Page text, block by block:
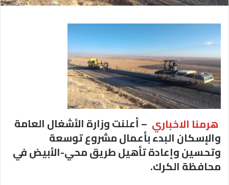
هرمنا الاخباري – أعلنت وزارة الأشغال العامة
والإسكان البدء بأعمال مشروع توسعة
وتحسین وإعادة تأهیل طريق محي-الأبيض في
محافظة الكرك.